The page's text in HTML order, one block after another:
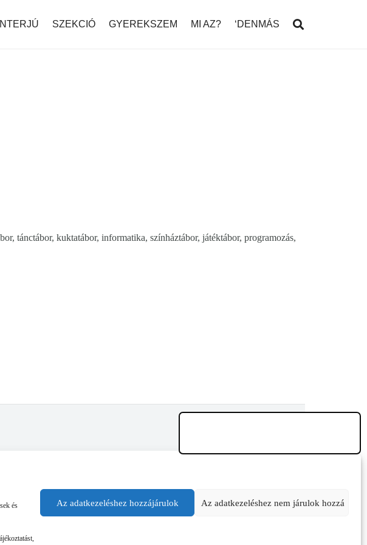
és
Az adatkezeléshez hozzájárulok Az adatkezeléshez nem járulok hozzá
INTERJÚ SZEKCIÓ GYEREKSZEM MI AZ? ‘DENMÁS
tánctábor, kuktatábor, informatika, színháztábor, játéktábor, programozás,